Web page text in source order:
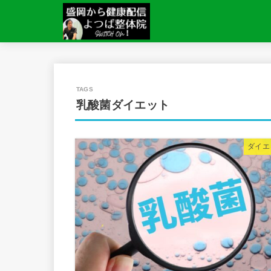
乳酸菌ダイエット
ダイ